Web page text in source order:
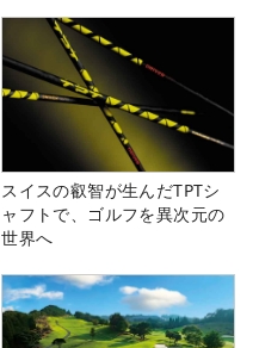
スイスの叡智が生んだTPTシ
ャフトで、ゴルフを異次元の
世界へ